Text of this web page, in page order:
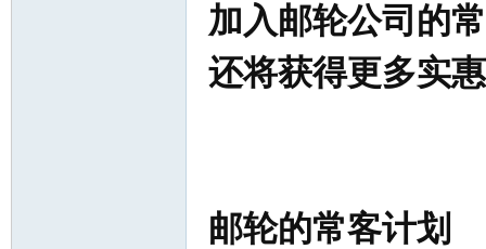
加入邮轮公司的
还将获得更多实惠
邮轮的常客计划